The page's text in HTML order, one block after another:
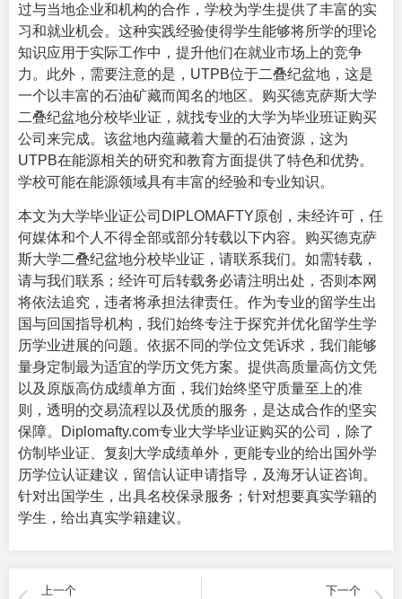
过与当地企业和机构的合作，学校为学生提供了丰富的实
习和就业机会。这种实践经验使得学生能够将所学的理论
知识应用于实际工作中，提升他们在就业市场上的竞争
力。此外，需要注意的是，UTPB位于二叠纪盆地，这是
一个以丰富的石油矿藏而闻名的地区。购买德克萨斯大学
二叠纪盆地分校毕业证，就找专业的大学为毕业班证购买
公司来完成。该盆地内蕴藏着大量的石油资源，这为
UTPB在能源相关的研究和教育方面提供了特色和优势。
学校可能在能源领域具有丰富的经验和专业知识。
本文为大学毕业证公司DIPLOMAFTY原创，未经许可，任
何媒体和个人不得全部或部分转载以下内容。购买德克萨
斯大学二叠纪盆地分校毕业证，请联系我们。如需转载，
请与我们联系；经许可后转载务必请注明出处，否则本网
将依法追究，违者将承担法律责任。作为专业的留学生出
国与回国指导机构，我们始终专注于探究并优化留学生学
历学业进展的问题。依据不同的学位文凭诉求，我们能够
量身定制最为适宜的学历文凭方案。提供高质量高仿文凭
以及原版高仿成绩单方面，我们始终坚守质量至上的准
则，透明的交易流程以及优质的服务，是达成合作的坚实
保障。Diplomafty.com专业大学毕业证购买的公司，除了
仿制毕业证、复刻大学成绩单外，更能专业的给出国外学
历学位认证建议，留信认证申请指导，及海牙认证咨询。
针对出国学生，出具名校保录服务；针对想要真实学籍的
学生，给出真实学籍建议。
上一个 下一个